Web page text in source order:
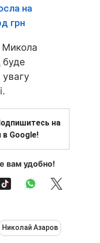
на
грн
Микола
на
Google!
вам удобно!
Николай Азаров